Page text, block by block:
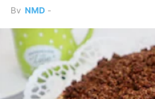
By NMD -